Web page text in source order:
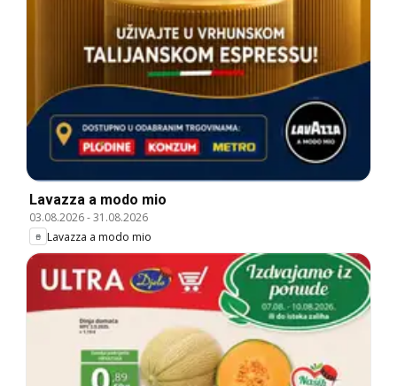
Lavazza a modo mio
03.08.2026-31.08.2026
Lavazza a modo mio